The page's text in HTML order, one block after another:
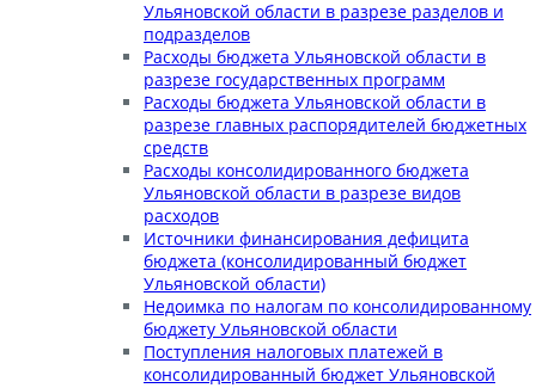
Ульяновской области в разрезе разделов и
подразделов
Расходы бюджета Ульяновской области в
разрезе государственных программ
Расходы бюджета Ульяновской области в
разрезе главных распорядителей бюджетных
средств
Расходы консолидированного бюджета
Ульяновской области в разрезе видов
расходов
Источники финансирования дефицита
бюджета (консолидированный бюджет
Ульяновской области)
Недоимка по налогам по консолидированному
бюджету Ульяновской области
Поступления налоговых платежей в
консолидированный бюджет Ульяновской